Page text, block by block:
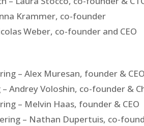
Krammer, co-founder
Weber, co-founder and CEO
– Alex Muresan, founder & CEO
– Andrey Voloshin, co-founder &
– Melvin Haas, founder & CEO
– Nathan Dupertuis, co-